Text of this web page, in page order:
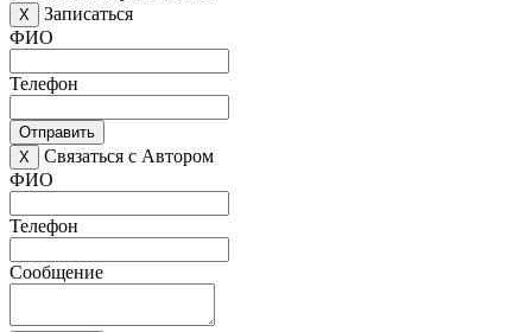
X
Записаться
ФИО
Телефон
Отправить
X
Связаться с Автором
ФИО
Телефон
Сообщение